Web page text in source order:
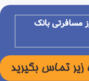
مسافرتی بانک